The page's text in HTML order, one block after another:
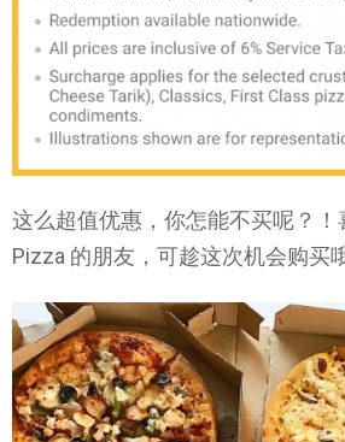
这么超值优惠，你怎能不买呢？！
Pizza 的朋友，可趁这次机会购买